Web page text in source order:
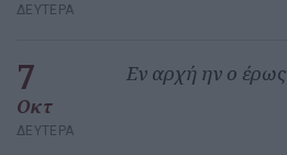
ΔΕΥΤΈΡΑ
7
Οκτ
ΔΕΥΤΈΡΑ
Εν αρχή ην ο έρως